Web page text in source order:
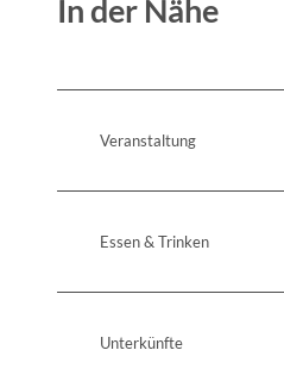
In der Nähe
Veranstaltung
Essen & Trinken
Unterkünfte